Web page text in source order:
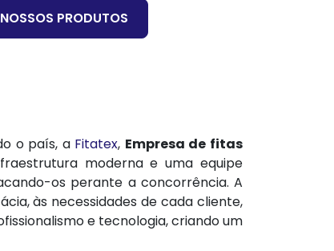
PRODUTOS
o país, a Fitatex, Empresa de fitas
moderna e uma equipe
os perante a concorrência. A
às necessidades de cada cliente,
e tecnologia, criando um